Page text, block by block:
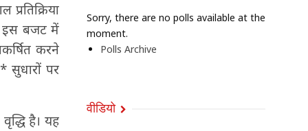
प्रतिक्रिया
इस बजट में
करने
* सुधारों पर
है। यह
Sorry, there are no polls available at the
moment.
Polls Archive
वीडियो